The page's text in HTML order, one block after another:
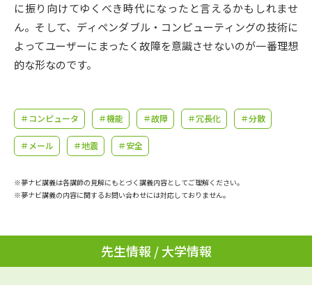
学問発見 学問検索
学問のミニ講義「夢ナビ講義」 学問分野解説
学問の教科書
ユーザーサポート
受付内容・発送状況の確認
に振り向けてゆくべき時代になったと言えるかもしれませ
ん。そして、ディペンダブル・コンピューティングの技術に
よってユーザーにまったく故障を意識させないのが一番理想
的な形なのです。
＃コンピュータ ＃機能 ＃故障 ＃冗長化 ＃分散
＃メール ＃地震 ＃安全
※夢ナビ講義は各講師の見解にもとづく講義内容としてご理解ください。
※夢ナビ講義の内容に関するお問い合わせには対応しておりません。
先生情報 / 大学情報